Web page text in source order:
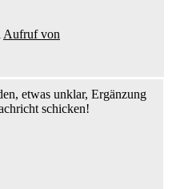
Aufruf von
etwas unklar, Ergänzung
schicken!